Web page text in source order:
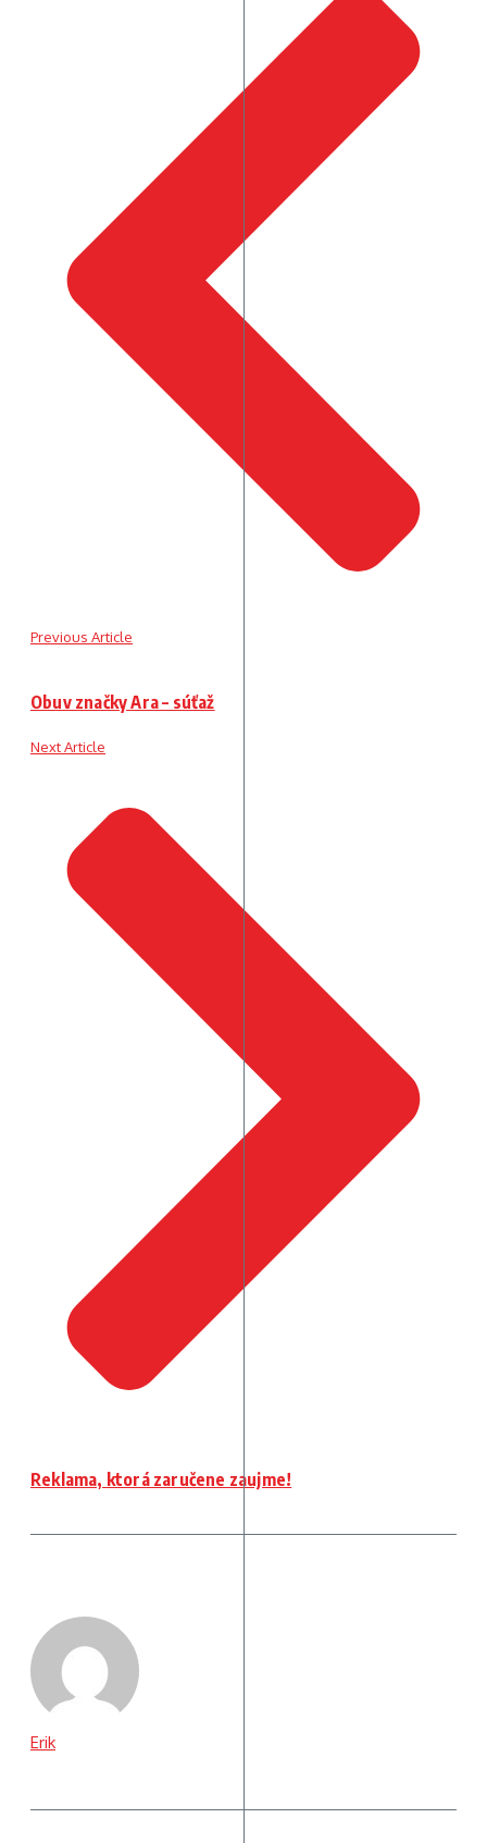
Previous Article
Obuv značky Ara – súťaž
Next Article
Reklama, ktorá zaručene zaujme!
Erik